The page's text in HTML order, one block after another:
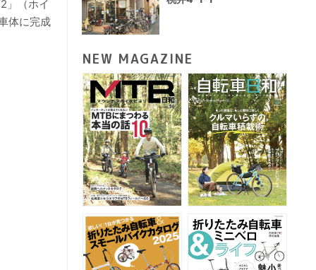
」（ホイ
体に完成
NEW MAGAZINE